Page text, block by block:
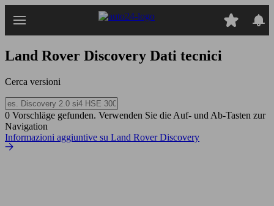
Land Rover Discovery Dati tecnici
Cerca versioni
0 Vorschläge gefunden. Verwenden Sie die Auf- und Ab-Tasten zur
Navigation
Informazioni aggiuntive su Land Rover Discovery